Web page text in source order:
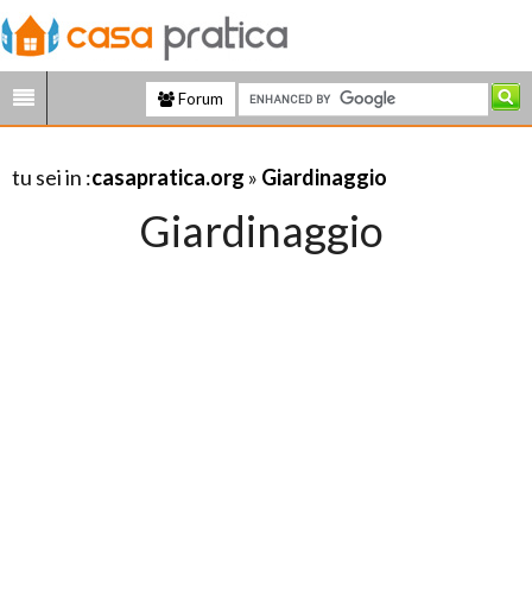
Forum
tu sei in :casapratica.org » Giardinaggio
Giardinaggio